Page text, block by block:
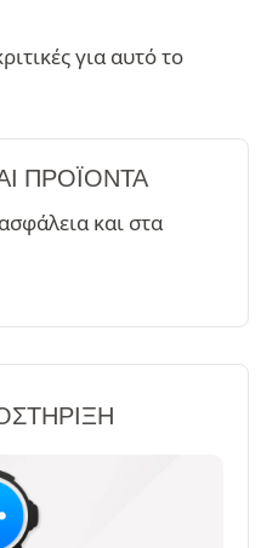
για αυτό το
ΠΡΟΪΌΝΤΑ
και στα